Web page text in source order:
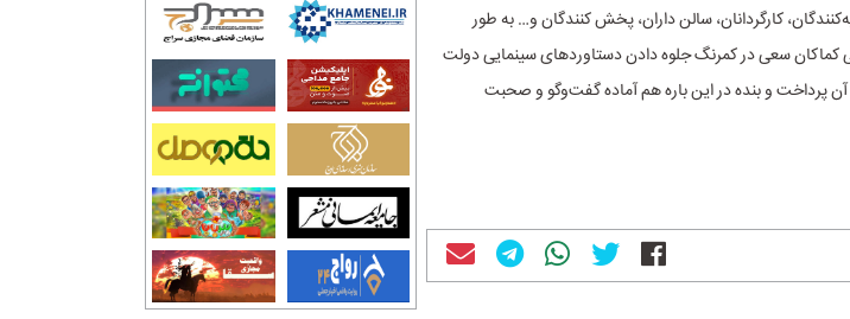
کارگردانان، سالن داران، پخش کنندگان و… به طور
کماکان سعی در کمرنگ جلوه دادن دستاوردهای سینمایی دولت
پرداخت و بنده در این باره هم آماده گفت‌وگو و صحبت